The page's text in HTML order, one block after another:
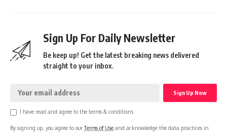
Sign Up For Daily Newsletter
Be keep up! Get the latest breaking news delivered
straight to your inbox.
I have read and agree to the terms & conditions
By signing up, you agree to ourTerms of Use and acknowledge the data practices in